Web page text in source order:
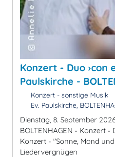
Konzert - Duo ›con
Paulskirche -
Konzert - sonstige Musik
Ev. Paulskirche,
Dienstag, 8. September
BOLTENHAGEN - Konzert -
Konzert - "Sonne, Mond
Liedervergnügen